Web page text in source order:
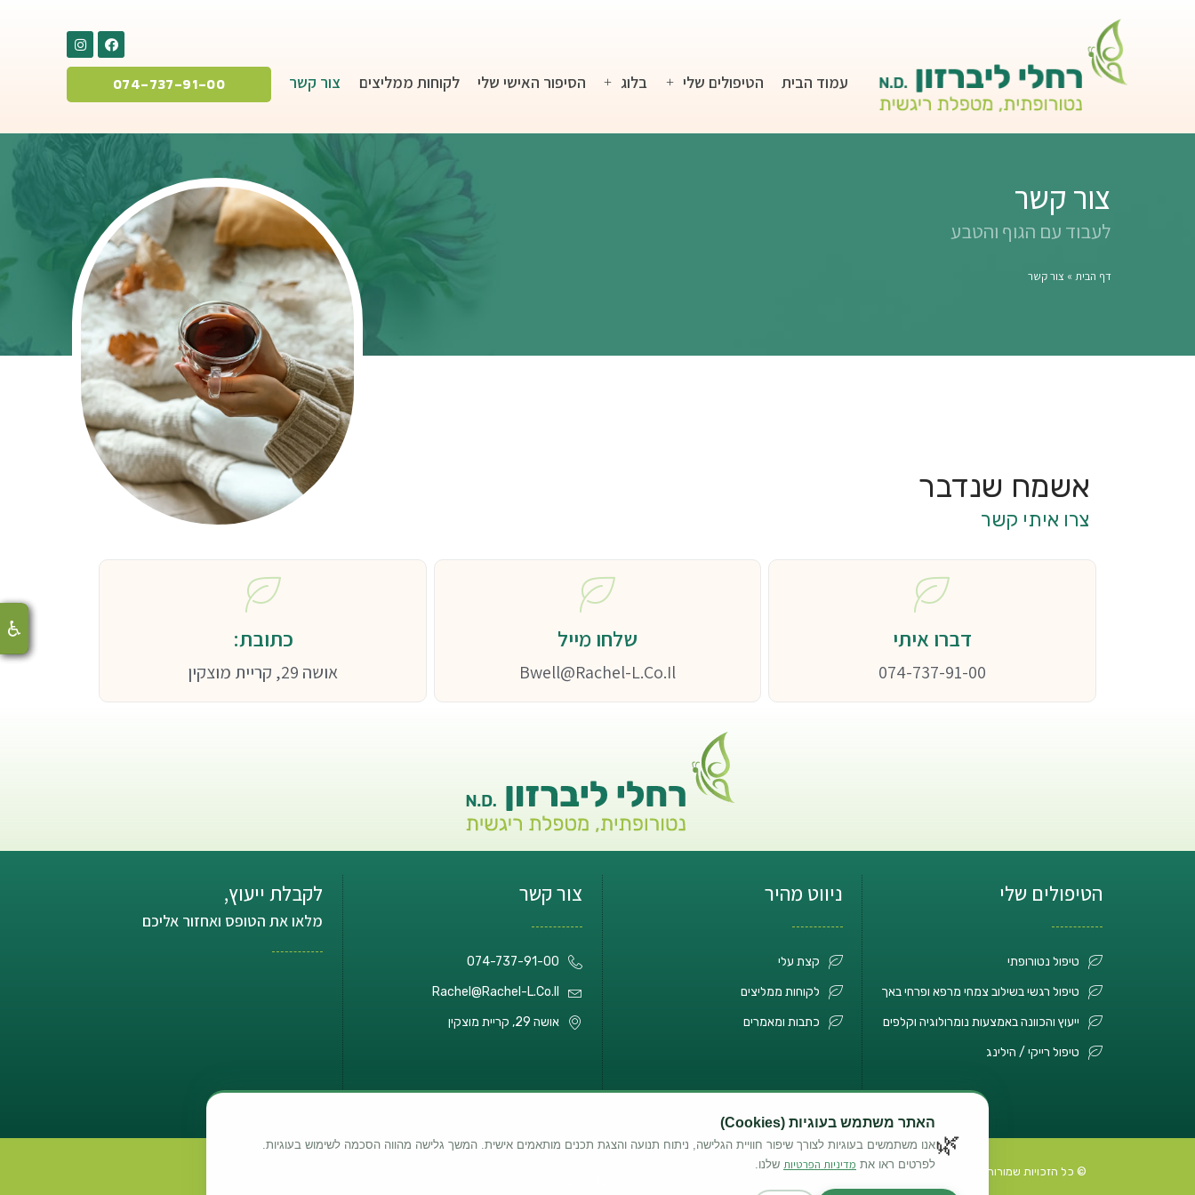
עמוד הבית הטיפולים שלי בלוג הסיפור האישי שלי לקוחות ממליצים צור קשר 074-737-91-00
צור קשר
לעבוד עם הגוף והטבע
דף הבית » צור קשר
אשמח שנדבר
צרו איתי קשר
דברו איתי
074-737-91-00
שלחו מייל
Bwell@rachel-L.co.il
כתובת:
אושה 29, קריית מוצקין
הטיפולים שלי
טיפול נטורופתי
טיפול רגשי בשילוב צמחי מרפא ופרחי באך
ייעוץ והכוונה באמצעות נומרולוגיה וקלפים
טיפול רייקי / הילינג
ניווט מהיר
קצת עלי
לקוחות ממליצים
כתבות ומאמרים
צור קשר
074-737-91-00
Rachel@rachel-L.co.il
אושה 29, קריית מוצקין
לקבלת ייעוץ,
מלאו את הטופס ואחזור אליכם
© כל הזכויות שמורות לרחלי ליברזון 2023
♿
♿
🌿
האתר משתמש בעוגיות (Cookies)
אנו משתמשים בעוגיות לצורך שיפור חוויית הגלישה, ניתוח תנועה והצגת תכנים מותאמים אישית. המשך גלישה מהווה הסכמה לשימוש בעוגיות.
לפרטים ראו את מדיניות הפרטיות שלנו.
♿